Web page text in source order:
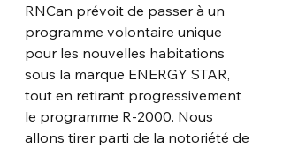
RNCan prévoit de passer à un
programme volontaire unique
pour les nouvelles habitations
sous la marque ENERGY STAR,
tout en retirant progressivement
le programme R-2000. Nous
allons tirer parti de la notoriété de